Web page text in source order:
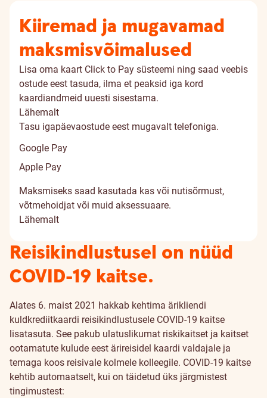
Kiiremad ja mugavamad
maksmisvõimalused
Lisa oma kaart Click to Pay süsteemi ning saad veebis
ostude eest tasuda, ilma et peaksid iga kord
kaardiandmeid uuesti sisestama.
Lähemalt
Tasu igapäevaostude eest mugavalt telefoniga.
Google Pay
Apple Pay
Maksmiseks saad kasutada kas või nutisõrmust,
võtmehoidjat või muid aksessuaare.
Lähemalt
Reisikindlustusel on nüüd
COVID-19 kaitse.
Alates 6. maist 2021 hakkab kehtima ärikliendi
kuldkrediitkaardi reisikindlustusele COVID-19 kaitse
lisatasuta. See pakub ulatuslikumat riskikaitset ja kaitset
ootamatute kulude eest ärireisidel kaardi valdajale ja
temaga koos reisivale kolmele kolleegile. COVID-19 kaitse
kehtib automaatselt, kui on täidetud üks järgmistest
tingimustest: